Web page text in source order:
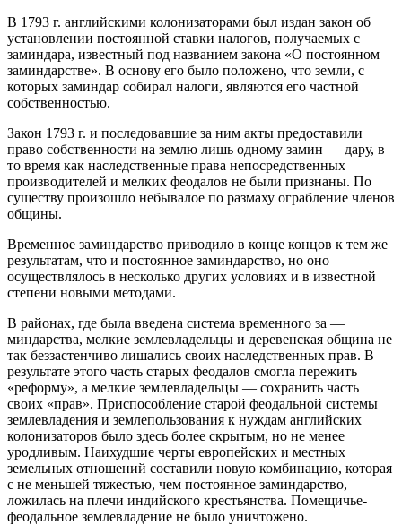
В 1793 г. английскими колонизаторами был издан закон об
установлении постоянной ставки налогов, получаемых с
заминдара, известный под названием закона «О постоянном
заминдарстве». В основу его было положено, что земли, с
которых заминдар собирал налоги, являются его частной
собственностью.
Закон 1793 г. и последовавшие за ним акты предоставили
право собственности на землю лишь одному замин — дару, в
то время как наследственные права непосредственных
производителей и мелких феодалов не были признаны. По
существу произошло небывалое по размаху ограбление членов
общины.
Временное заминдарство приводило в конце концов к тем же
результатам, что и постоянное заминдарство, но оно
осуществлялось в несколько других условиях и в известной
степени новыми методами.
В районах, где была введена система временного за —
миндарства, мелкие землевладельцы и деревенская община не
так беззастенчиво лишались своих наследственных прав. В
результате этого часть старых феодалов смогла пережить
«реформу», а мелкие землевладельцы — сохранить часть
своих «прав». Приспособление старой феодальной системы
землевладения и землепользования к нуждам английских
колонизаторов было здесь более скрытым, но не менее
уродливым. Наихудшие черты европейских и местных
земельных отношений составили новую комбинацию, которая
с не меньшей тяжестью, чем постоянное заминдарство,
ложилась на плечи индийского крестьянства. Помещичье-
феодальное землевладение не было уничтожено.